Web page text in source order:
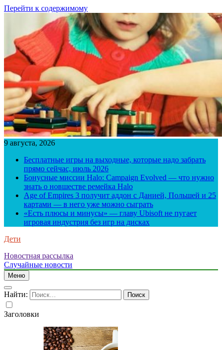
Перейти к содержимому
9 августа, 2026
Бесплатные игры на выходные, которые надо забрать
прямо сейчас, июль 2026
Бонусные миссии Halo: Campaign Evolved — что нужно
знать о новшестве ремейка Halo
Age of Empires 3 получит аддон с Данией, Польшей и 25
картами — в него уже можно сыграть
«Есть плюсы и минусы» — главу Ubisoft не пугает
игровая индустрия без игр на дисках
Дети
Новостная рассылка
Случайные новости
Меню
Найти:
Заголовки